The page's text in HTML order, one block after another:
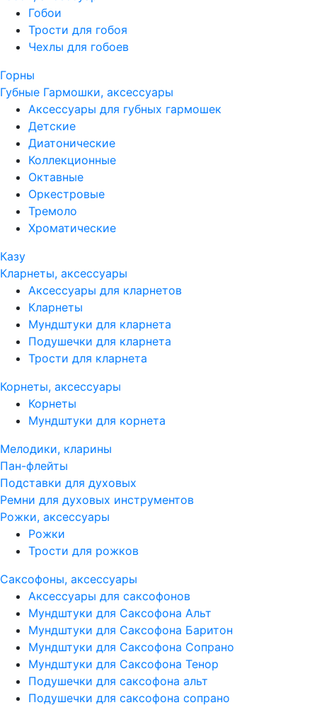
Гобои
Трости для гобоя
Чехлы для гобоев
Горны
Губные Гармошки, аксессуары
Аксессуары для губных гармошек
Детские
Диатонические
Коллекционные
Октавные
Оркестровые
Тремоло
Хроматические
Казу
Кларнеты, аксессуары
Аксессуары для кларнетов
Кларнеты
Мундштуки для кларнета
Подушечки для кларнета
Трости для кларнета
Корнеты, аксессуары
Корнеты
Мундштуки для корнета
Мелодики, кларины
Пан-флейты
Подставки для духовых
Ремни для духовых инструментов
Рожки, аксессуары
Рожки
Трости для рожков
Саксофоны, аксессуары
Аксессуары для саксофонов
Мундштуки для Саксофона Альт
Мундштуки для Саксофона Баритон
Мундштуки для Саксофона Сопрано
Мундштуки для Саксофона Тенор
Подушечки для саксофона альт
Подушечки для саксофона сопрано